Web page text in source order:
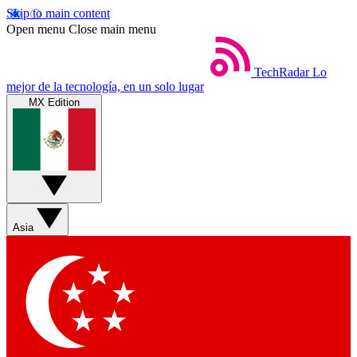
Skip to main content
Open menu Close main menu
TechRadar Lo
mejor de la tecnología, en un solo lugar
MX Edition
Asia